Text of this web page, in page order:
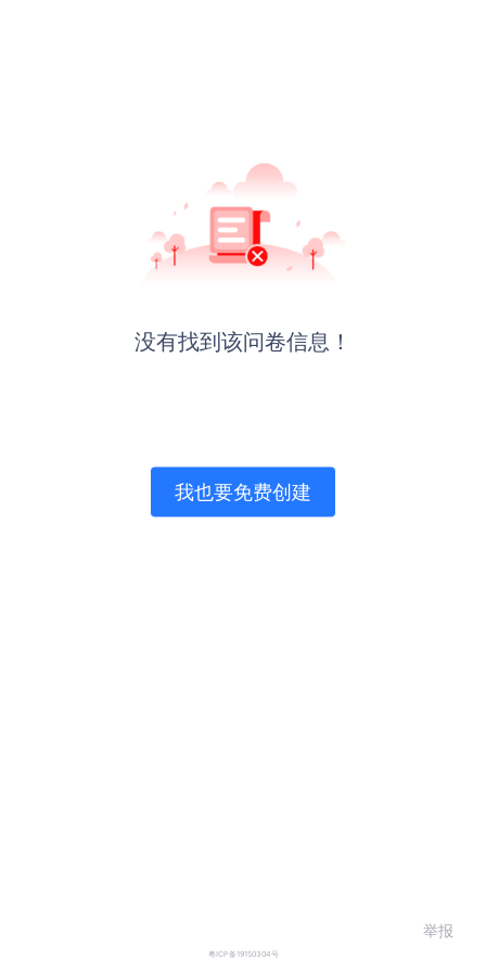
没有找到该问卷信息！
我也要免费创建
粤ICP备19150304号
举报